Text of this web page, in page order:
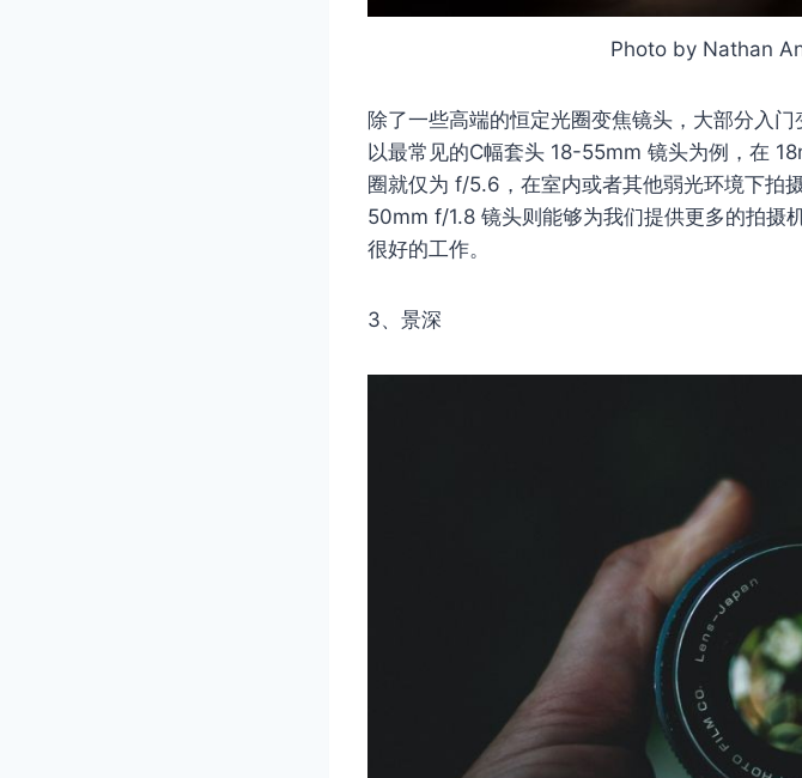
Photo by Nathan
除了一些高端的恒定光圈变焦镜头，大部分入
以最常见的C幅套头 18-55mm 镜头为例，在
圈就仅为 f/5.6，在室内或者其他弱光环境下拍
50mm f/1.8 镜头则能够为我们提供更多的拍摄
很好的工作。
3、景深